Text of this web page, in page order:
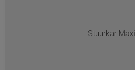
Stuurkar Maxi